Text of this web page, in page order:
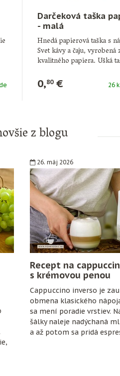
Darčeková taška
- malá
Hnedá papierová taška s
Svet kávy a čaju, vyrobená
kvalitného papiera. Ušká
0,80€ 26
z blogu
26. máj 2026
Recept na
s krémovou penou
Cappuccino inverso je
obmena klasického
sa mení poradie vrstiev.
šálky naleje nadýchaná
a až potom sa pridá